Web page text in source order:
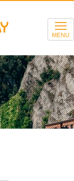
MENU